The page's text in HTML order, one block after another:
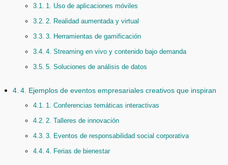
1. Uso de aplicaciones móviles
2. Realidad aumentada y virtual
3. Herramientas de gamificación
4. Streaming en vivo y contenido bajo demanda
5. Soluciones de análisis de datos
4. Ejemplos de eventos empresariales creativos que inspiran
1. Conferencias temáticas interactivas
2. Talleres de innovación
3. Eventos de responsabilidad social corporativa
4. Ferias de bienestar